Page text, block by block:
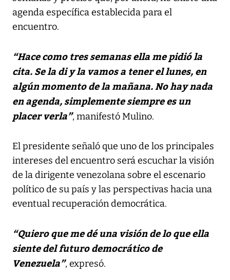
agenda específica establecida para el
encuentro.
“Hace como tres semanas ella me pidió la
cita. Se la di y la vamos a tener el lunes, en
algún momento de la mañana. No hay nada
en agenda, simplemente siempre es un
placer verla”, manifestó Mulino.
El presidente señaló que uno de los principales
intereses del encuentro será escuchar la visión
de la dirigente venezolana sobre el escenario
político de su país y las perspectivas hacia una
eventual recuperación democrática.
“Quiero que me dé una visión de lo que ella
siente del futuro democrático de
Venezuela”, expresó.